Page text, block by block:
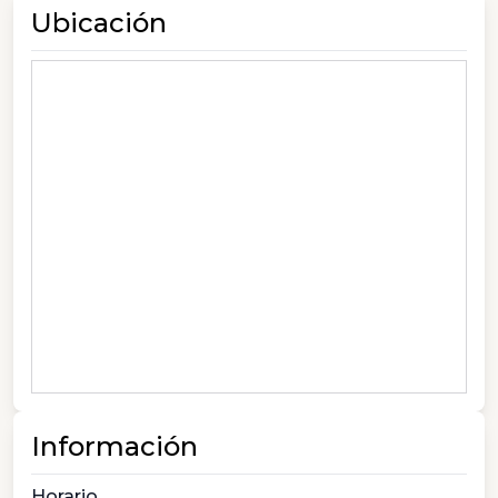
Ubicación
Información